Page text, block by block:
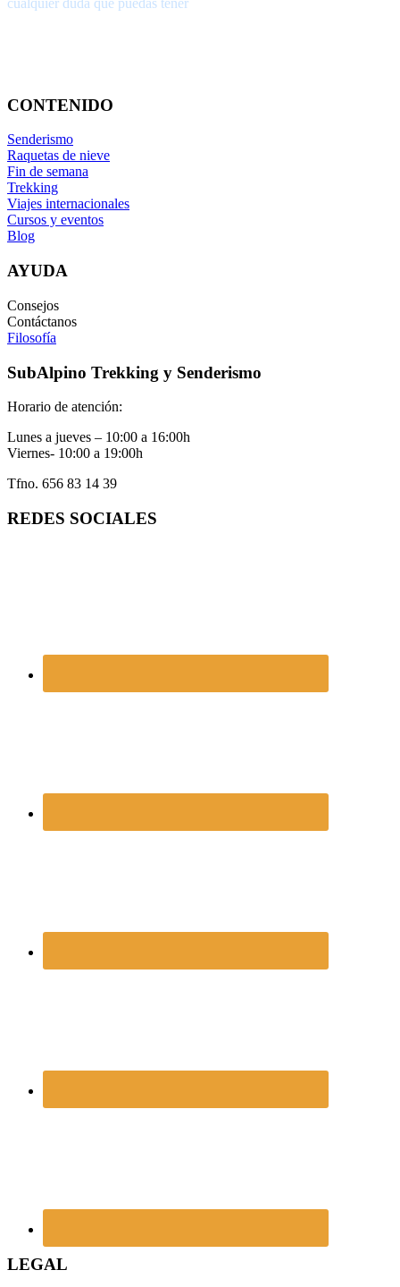
cualquier duda que puedas tener
CONTENIDO
Senderismo
Raquetas de nieve
Fin de semana
Trekking
Viajes internacionales
Cursos y eventos
Blog
AYUDA
Consejos
Contáctanos
Filosofía
SubAlpino Trekking y Senderismo
Horario de atención:
Lunes a jueves – 10:00 a 16:00h
Viernes- 10:00 a 19:00h
Tfno. 656 83 14 39
REDES SOCIALES
LEGAL